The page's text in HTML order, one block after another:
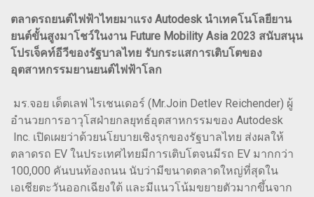
ตลาดรถยนต์ไฟฟ้าไทยมาแรง Autodesk นำเทคโนโลยียาน
ยนต์ขั้นสูงมาโชว์ในงาน Future Mobility Asia 2023 สนับสนุน
โปรเจ็คท์อีวีของรัฐบาลไทย รับกระแสการเติบโตของ
อุตสาหกรรมยานยนต์ไฟฟ้าโลก
มร.จอย เด็ตเลฟ ไรเชนเดอร์ (Mr.Join Detlev Reichender) ผู้
อำนวยการอาวุโสฝ่ายกลยุทธ์อุตสาหกรรมของ Autodesk
Inc. เปิดเผยว่าด้วยนโยบายเชิงรุกของรัฐบาลไทย ส่งผลให้
ตลาดรถ EV ในประเทศไทยมีการเติบโตจนมีรถ EV มากกว่า
100,000 คันบนท้องถนน นับว่ามีขนาดตลาดใหญ่ที่สุดใน
เอเชียตะวันออกเฉียงใต้ และมีแนวโน้มขยายตัวมากขึ้นจาก